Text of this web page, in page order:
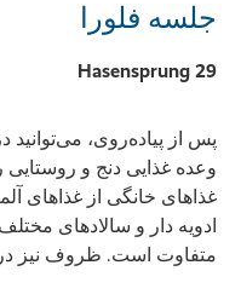
جلسه فلورا
Hasensprung 29
وعده غذایی دنج و
غذاهای خانگی از غذاهای
ادویه دار و سالادهای
متفاوت است. ظروف نیز